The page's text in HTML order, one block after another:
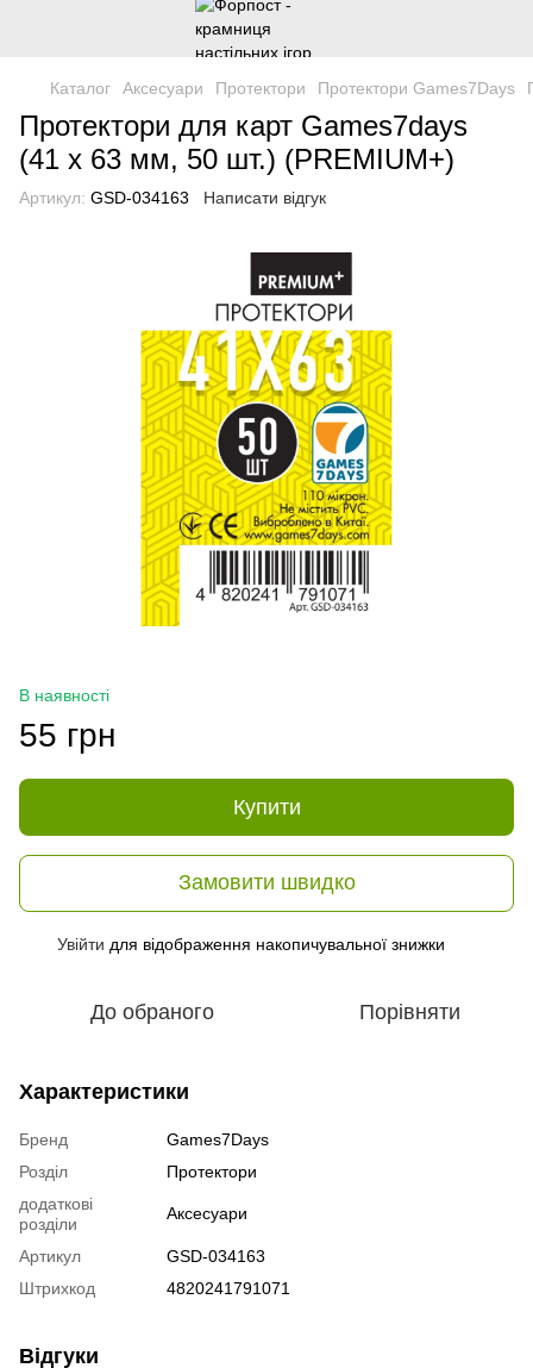
Каталог Аксесуари Протектори Протектори Games7Days
Протектори для карт Games7days
(41 х 63 мм, 50 шт.) (PREMIUM+)
Артикул: GSD-034163 Написати відгук
В наявності
55 грн
Купити
Замовити швидко
Увійти для відображення накопичувальної знижки
До обраного Порівняти
Характеристики
Бренд
Games7Days
Розділ
Протектори
додаткові
розділи
Аксесуари
Артикул
GSD-034163
Штрихкод
4820241791071
Відгуки